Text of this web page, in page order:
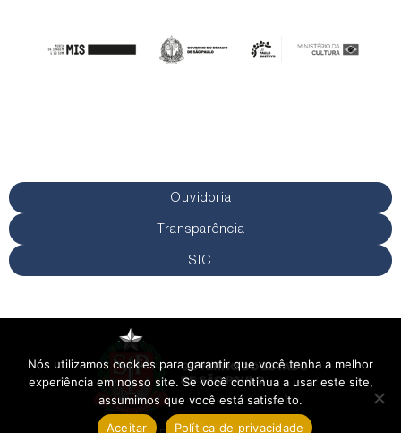
Ouvidoria
Transparência
SIC
Nós utilizamos cookies para garantir que você tenha a melhor
experiência em nosso site. Se você continua a usar este site,
assumimos que você está satisfeito.
Aceitar
Política de privacidade